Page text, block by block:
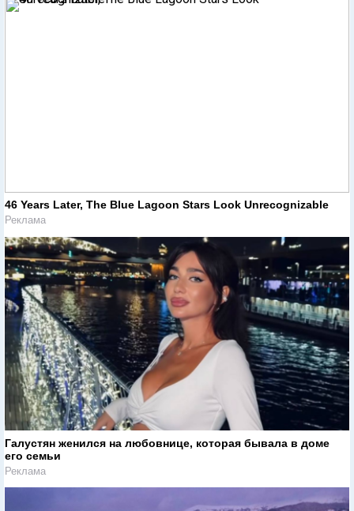
46 Years Later, The Blue Lagoon Stars Look Unrecognizable
Реклама
Галустян женился на любовнице, которая бывала в доме
его семьи
Реклама